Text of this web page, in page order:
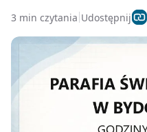
3 min czytania Udostępnij